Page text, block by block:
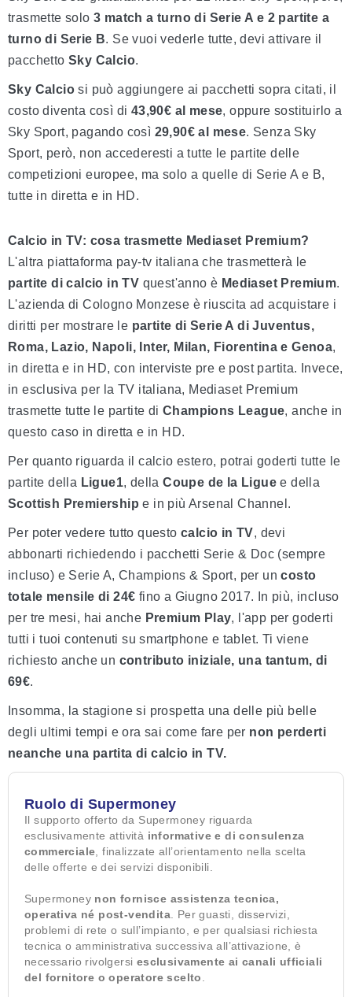
trasmette solo3 match a turno di Serie A e 2 partite a
turno di Serie B. Se vuoi vederle tutte, devi attivare il
pacchettoSky Calcio.
Sky Calcio si può aggiungere ai pacchetti sopra citati, il
costo diventa così di 43,90€ al mese, oppure sostituirlo a
Sky Sport, pagando così 29,90€ al mese. Senza Sky
Sport, però, non accederesti a tutte le partite delle
competizioni europee, ma solo a quelle di Serie A e B,
tutte in diretta e in HD.
Calcio in TV: cosa trasmette Mediaset Premium?
L'altra piattaforma pay-tv italiana che trasmetterà le
partite di calcio in TV quest'anno è Mediaset Premium.
L'azienda di Cologno Monzese è riuscita ad acquistare i
diritti per mostrare le partite di Serie A di Juventus,
Roma, Lazio, Napoli, Inter, Milan, Fiorentina e Genoa,
in diretta e in HD, con interviste pre e post partita. Invece,
in esclusiva per la TV italiana, Mediaset Premium
trasmette tutte le partite di Champions League, anche in
questo caso in diretta e in HD.
Per quanto riguarda il calcio estero, potrai goderti tutte le
partite della Ligue1, dellaCoupe de la Ligue e della
Scottish Premiership e in più Arsenal Channel.
Per poter vedere tutto questo calcio in TV, devi
abbonarti richiedendo i pacchetti Serie & Doc (sempre
incluso) e Serie A, Champions & Sport, per uncosto
totale mensile di 24€ fino a Giugno 2017. In più, incluso
per tre mesi, hai anche Premium Play, l'app per goderti
tutti i tuoi contenuti su smartphone e tablet. Ti viene
richiesto anche un contributo iniziale, una tantum, di
69€.
Insomma, la stagione si prospetta una delle più belle
degli ultimi tempi e ora sai come fare per non perderti
neanche una partita di calcio in TV.
Ruolo di Supermoney
Il supporto offerto da Supermoney riguarda
esclusivamente attività informative e di consulenza
commerciale , finalizzate all’orientamento nella scelta
delle offerte e dei servizi disponibili.
Supermoney non fornisce assistenza tecnica,
operativa né post-vendita . Per guasti, disservizi,
problemi di rete o sull’impianto, e per qualsiasi richiesta
tecnica o amministrativa successiva all’attivazione, è
necessario rivolgersi esclusivamente ai canali ufficiali
del fornitore o operatore scelto